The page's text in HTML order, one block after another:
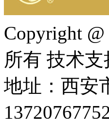
Copyright
所有 技术支
地址：西安